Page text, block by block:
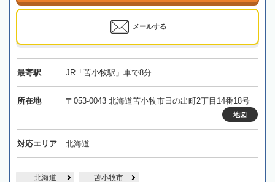
メールする
最寄駅 JR「苫小牧駅」車で8分
所在地 〒053-0043 北海道苫小牧市日の出町2丁目14番18号
地図
対応エリア 北海道
北海道 苫小牧市